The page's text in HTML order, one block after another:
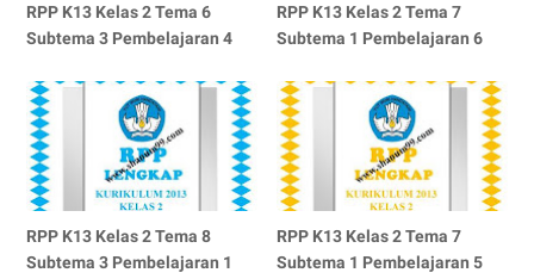
RPP K13 Kelas 2 Tema 6
Subtema 3 Pembelajaran 4
RPP K13 Kelas 2 Tema 7
Subtema 1 Pembelajaran 6
RPP K13 Kelas 2 Tema 8
Subtema 3 Pembelajaran 1
RPP K13 Kelas 2 Tema 7
Subtema 1 Pembelajaran 5